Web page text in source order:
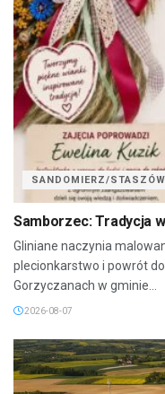
SANDOMIERZ/
Samborzec: Tradycja
Gliniane naczynia
plecionkarstwo i powrót do
Gorzyczanach w gminie...
2026-08-07